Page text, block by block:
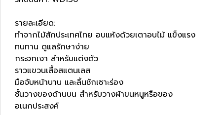
รายละเอียด:
ทำจากไม้สักประเทศไทย อบแห้งด้วยเตาอบไม้ แข็งแรง
ทนทาน ดูแลรักษาง่าย
กระจกเงา สำหรับแต่งตัว
ราวแขวนเสื้อสแตนเลส
มือจับหน้าบาน และลิ้นชักเซาะร่อง
ชั้นวางของด้านบน สำหรับวางผ้าขนหนูหรือของ
อเนกประสงค์